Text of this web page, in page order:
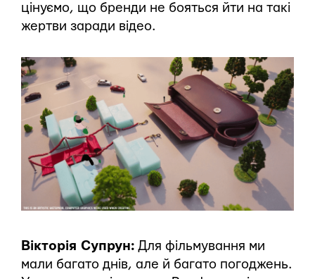
цінуємо, що бренди не бояться йти на такі
жертви заради відео.
Вікторія Супрун: Для фільмування ми
мали багато днів, але й багато погоджень.